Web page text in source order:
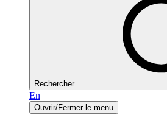
Rechercher
En
Ouvrir/Fermer le menu